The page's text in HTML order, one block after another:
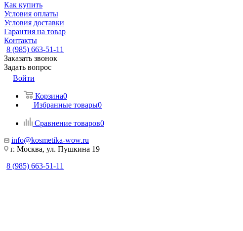
Как купить
Условия оплаты
Условия доставки
Гарантия на товар
Контакты
8 (985) 663-51-11
Заказать звонок
Задать вопрос
Войти
Корзина0
Избранные товары0
Сравнение товаров0
info@kosmetika-wow.ru
г. Москва, ул. Пушкина 19
8 (985) 663-51-11